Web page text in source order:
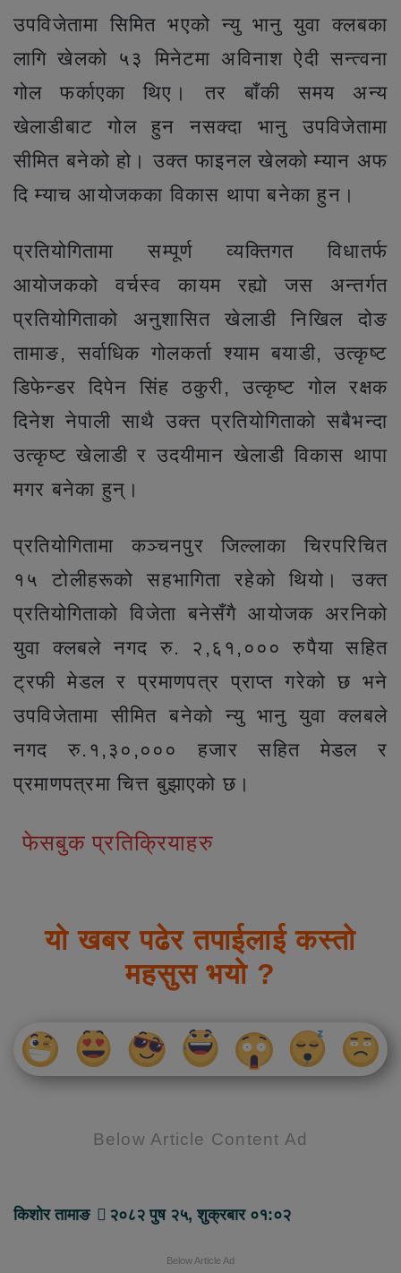
उपविजेतामा सिमित भएको न्यु भानु युवा क्लबका
लागि खेलको ५३ मिनेटमा अविनाश ऐदी सन्त्वना
गोल फर्काएका थिए। तर बाँकी समय अन्य
खेलाडीबाट गोल हुन नसक्दा भानु उपविजेतामा
सीमित बनेको हो। उक्त फाइनल खेलको म्यान अफ
दि म्याच आयोजकका विकास थापा बनेका हुन।
प्रतियोगितामा सम्पूर्ण व्यक्तिगत विधातर्फ
आयोजकको वर्चस्व कायम रह्यो जस अन्तर्गत
प्रतियोगिताको अनुशासित खेलाडी निखिल दोङ
तामाङ, सर्वाधिक गोलकर्ता श्याम बयाडी, उत्कृष्ट
डिफेन्डर दिपेन सिंह ठकुरी, उत्कृष्ट गोल रक्षक
दिनेश नेपाली साथै उक्त प्रतियोगिताको सबैभन्दा
उत्कृष्ट खेलाडी र उदयीमान खेलाडी विकास थापा
मगर बनेका हुन्।
प्रतियोगितामा कञ्चनपुर जिल्लाका चिरपरिचित
१५ टोलीहरूको सहभागिता रहेको थियो। उक्त
प्रतियोगिताको विजेता बनेसँगै आयोजक अरनिको
युवा क्लबले नगद रु. २,६१,००० रुपैया सहित
ट्रफी मेडल र प्रमाणपत्र प्राप्त गरेको छ भने
उपविजेतामा सीमित बनेको न्यु भानु युवा क्लबले
नगद रु.१,३०,००० हजार सहित मेडल र
प्रमाणपत्रमा चित्त बुझाएको छ।
फेसबुक प्रतिक्रियाहरु
यो खबर पढेर तपाईलाई कस्तो
महसुस भयो ?
Below Article Content Ad
किशोर तामाङ २०८२ पुष २५, शुक्रबार ०१:०२
Below Article Ad